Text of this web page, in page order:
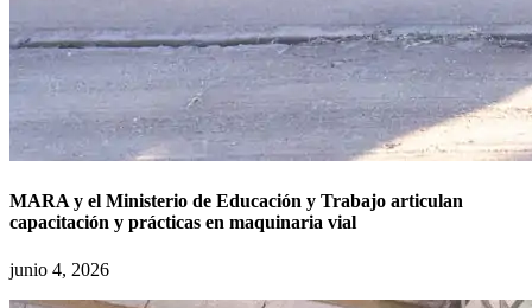
MARA y el Ministerio de Educación y Trabajo articulan
capacitación y prácticas en maquinaria vial
junio 4, 2026